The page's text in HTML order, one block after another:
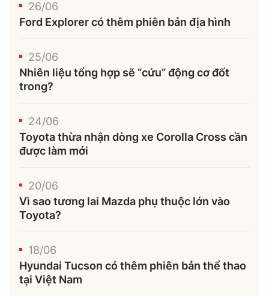
26/06
Ford Explorer có thêm phiên bản địa hình
25/06
Nhiên liệu tổng hợp sẽ “cứu” động cơ đốt
trong?
24/06
Toyota thừa nhận dòng xe Corolla Cross cần
được làm mới
20/06
Vì sao tương lai Mazda phụ thuộc lớn vào
Toyota?
18/06
Hyundai Tucson có thêm phiên bản thể thao
tại Việt Nam